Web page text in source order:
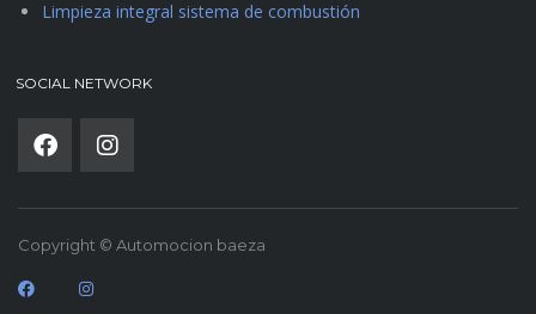
Limpieza integral sistema de combustión
SOCIAL NETWORK
Copyright © Automocion baeza